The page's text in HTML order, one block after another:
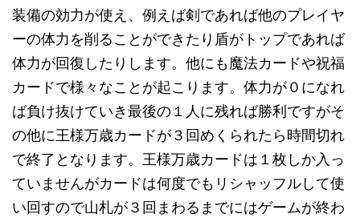
装備の効力が使え、例えば剣であれば他のプレイヤ
ーの体力を削ることができたり盾がトップであれば
体力が回復したりします。他にも魔法カードや祝福
カードで様々なことが起こります。体力が０になれ
ば負け抜けていき最後の１人に残れば勝利ですがそ
の他に王様万歳カードが３回めくられたら時間切れ
で終了となります。王様万歳カードは１枚しか入っ
ていませんがカードは何度でもリシャッフルして使
い回すので山札が３回まわるまでにはゲームが終わ